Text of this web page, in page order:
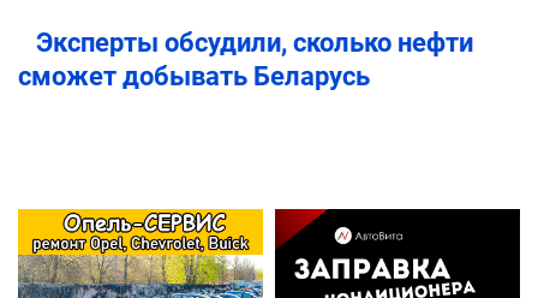
Эксперты обсудили, сколько нефти
сможет добывать Беларусь